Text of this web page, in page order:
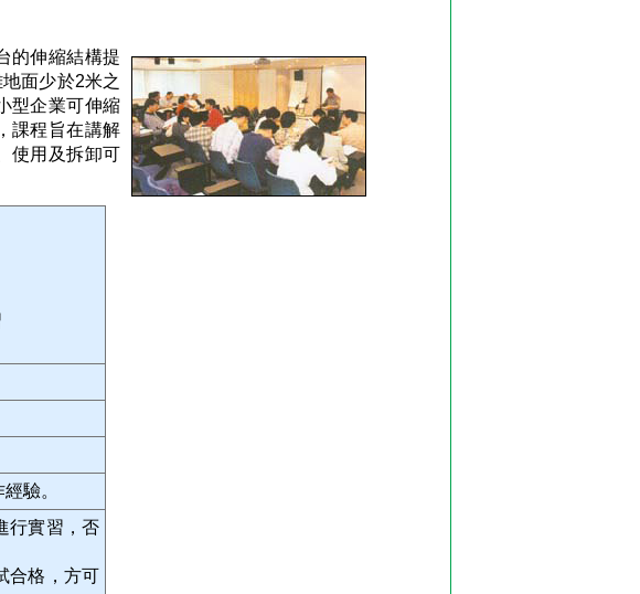
的伸縮結構提
面少於2米之
型企業可伸縮
課程旨在講解
使用及拆卸可
驗。
行實習，否
合格，方可